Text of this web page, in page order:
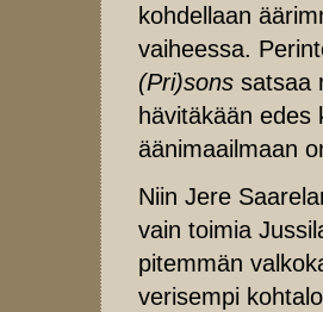
kohdellaan
vaiheessa.
(Pri)sons satsaa
hävitäkään edes
äänimaailmaan
Niin Jere
vain toimia
pitemmän
verisempi